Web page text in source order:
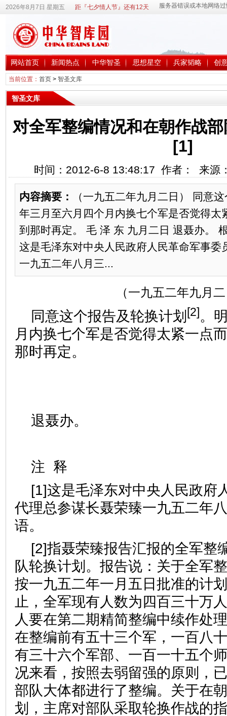
2026年8月7日 星期五 距『七夕情人节』还有12天
网站首页 新闻热点 中华智圣 思想星空 兵家韬略 创
当前位置： 首页> 智圣文库
智圣文库
对全军整编情况和在朝作战
[1]
时间：2012-6-8 13:48:17 作者： 来源
内容摘要：
（一九五二年九月二日） 同意
年三月至六月四个月内换七个军是否觉得太
到那时再定。 毛 泽 东 九月二日 退聂办。
这是毛泽东对中央人民政府人民革命军事委
一九五二年八月三...
（一九五二年九月
同意这个报告及轮换计划 [2]。
月内换七个军是否觉得太紧一点
那时再定。
退聂办。
注 释
[1]这是毛泽东对中央人民政府
代理总参谋长聂荣臻一九五二年
语。
[2]指聂荣臻报告汇报的全军整
队轮换计划。报告说：关于全军
按一九五二年一月五日批准的计
止，全军现有人数为四百三十万
人要在第二期精简整编中续作处
在整编前有五十三个军，一百八
有三十六个军部、一百一十五个
况来看，按照去弱留强的原则，
部队大体都进行了整编。关于在
划，主席对部队采取轮换作战的